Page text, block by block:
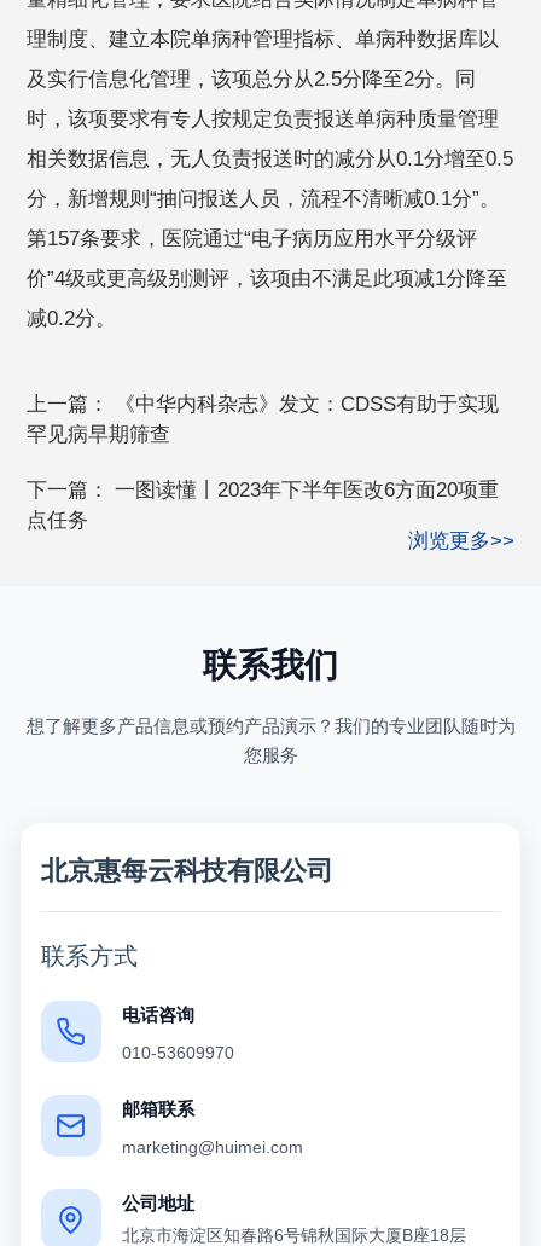
理制度、建立本院单病种管理指标、单病种数据库以
及实行信息化管理，该项总分从2.5分降至2分。同
时，该项要求有专人按规定负责报送单病种质量管理
相关数据信息，无人负责报送时的减分从0.1分增至0.5
分，新增规则“抽问报送人员，流程不清晰减0.1分”。
第157条要求，医院通过“电子病历应用水平分级评
价”4级或更高级别测评，该项由不满足此项减1分降至
减0.2分。
上一篇：
《中华内科杂志》发文：CDSS有助于实现
罕见病早期筛查
下一篇：一图读懂丨2023年下半年医改6方面20项重
点任务
浏览更多>>
联系我们
想了解更多产品信息或预约产品演示？我们的专业团队随时为
您服务
北京惠每云科技有限公司
联系方式
电话咨询
010-53609970
邮箱联系
marketing@huimei.com
公司地址
北京市海淀区知春路6号锦秋国际大厦B座18层